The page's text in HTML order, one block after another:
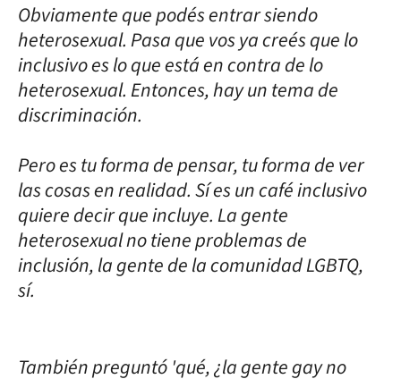
Obviamente que podés entrar siendo
heterosexual. Pasa que vos ya creés que lo
inclusivo es lo que está en contra de lo
heterosexual. Entonces, hay un tema de
discriminación.
Pero es tu forma de pensar, tu forma de ver
las cosas en realidad. Sí es un café inclusivo
quiere decir que incluye. La gente
heterosexual no tiene problemas de
inclusión, la gente de la comunidad LGBTQ,
sí.
También preguntó 'qué, ¿la gente gay no